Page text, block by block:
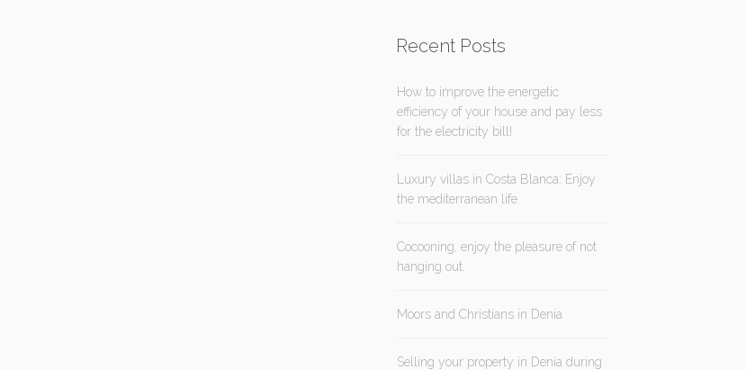
Recent Posts
How to improve the energetic
efficiency of your house and pay less
for the electricity bill!
Luxury villas in Costa Blanca: Enjoy
the mediterranean life
Cocooning, enjoy the pleasure of not
hanging out.
Moors and Christians in Denia
Selling your property in Denia during